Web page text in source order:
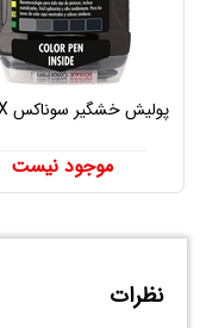
پولیش خشگیر سوناکس SONAX
موجود نیست
نظرات